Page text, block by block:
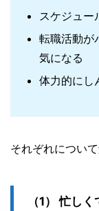
スケジュー
転職活動が
気になる
体力的にし
それぞれについ
忙しく